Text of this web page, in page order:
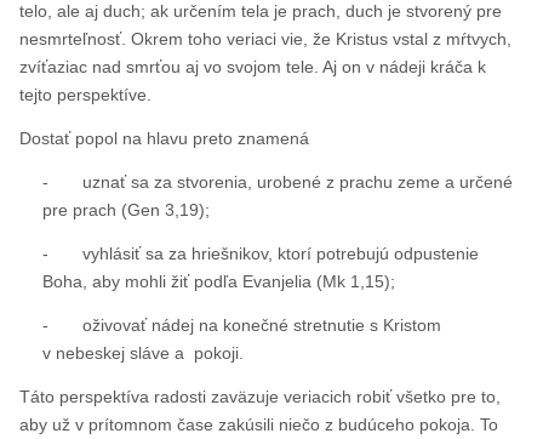
telo, ale aj duch; ak určením tela je prach, duch je stvorený pre
nesmrteľnosť. Okrem toho veriaci vie, že Kristus vstal z mŕtvych,
zvíťaziac nad smrťou aj vo svojom tele. Aj on v nádeji kráča k
tejto perspektíve.
Dostať popol na hlavu preto znamená
- uznať sa za stvorenia, urobené z prachu zeme a určené
pre prach (Gen 3,19);
- vyhlásiť sa za hriešnikov, ktorí potrebujú odpustenie
Boha, aby mohli žiť podľa Evanjelia (Mk 1,15);
- oživovať nádej na konečné stretnutie s Kristom
v nebeskej sláve a pokoji.
Táto perspektíva radosti zaväzuje veriacich robiť všetko pre to,
aby už v prítomnom čase zakúsili niečo z budúceho pokoja. To